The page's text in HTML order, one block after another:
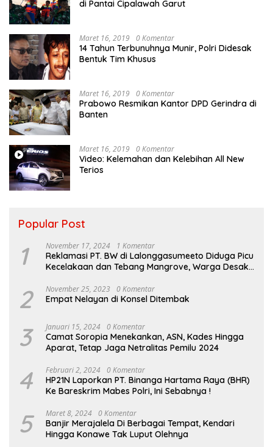
di Pantai Cipalawah Garut
Maret 16, 2019 0 Komentar
14 Tahun Terbunuhnya Munir, Polri Didesak
Bentuk Tim Khusus
Maret 16, 2019 0 Komentar
Prabowo Resmikan Kantor DPD Gerindra di
Banten
Maret 16, 2019 0 Komentar
Video: Kelemahan dan Kelebihan All New
Terios
Popular Post
1 November 17, 2024 1 Komentar
Reklamasi PT. BW di Lalonggasumeeto Diduga Picu
Kecelakaan dan Tebang Mangrove, Warga Desak
2 November 25, 2023 0 Komentar
Empat Nelayan di Konsel Ditembak
3 Januari 15, 2024 0 Komentar
Camat Soropia Menekankan, ASN, Kades Hingga
Aparat, Tetap Jaga Netralitas Pemilu 2024
4 Februari 2, 2024 0 Komentar
HP21N Laporkan PT. Binanga Hartama Raya (BHR)
Ke Bareskrim Mabes Polri, Ini Sebabnya !
5 Maret 8, 2024 0 Komentar
Banjir Merajalela Di Berbagai Tempat, Kendari
Hingga Konawe Tak Luput Olehnya